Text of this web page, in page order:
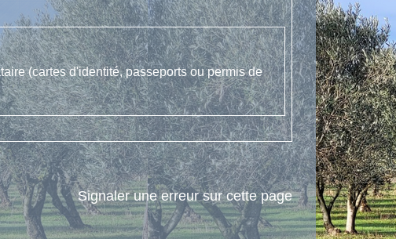
(cartes d'identité, passeports ou permis de
Signaler une erreur sur cette page